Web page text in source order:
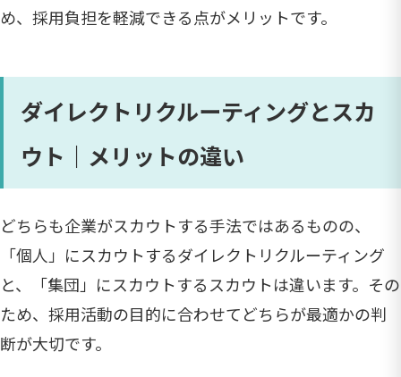
め、採用負担を軽減できる点がメリットです。
ダイレクトリクルーティングとスカ
ウト｜メリットの違い
どちらも企業がスカウトする手法ではあるものの、
「個人」にスカウトするダイレクトリクルーティング
と、「集団」にスカウトするスカウトは違います。その
ため、採用活動の目的に合わせてどちらが最適かの判
断が大切です。